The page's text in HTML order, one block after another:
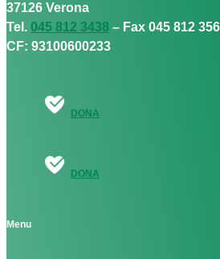
37126 Verona
Tel. 045 812 3438 – Fax 045 812
CF: 93100600233
DONA
DONA
Menu